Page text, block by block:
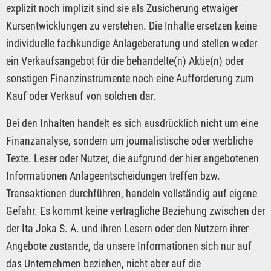
explizit noch implizit sind sie als Zusicherung etwaiger
Kursentwicklungen zu verstehen. Die Inhalte ersetzen keine
individuelle fachkundige Anlageberatung und stellen weder
ein Verkaufsangebot für die behandelte(n) Aktie(n) oder
sonstigen Finanzinstrumente noch eine Aufforderung zum
Kauf oder Verkauf von solchen dar.
Bei den Inhalten handelt es sich ausdrücklich nicht um eine
Finanzanalyse, sondern um journalistische oder werbliche
Texte. Leser oder Nutzer, die aufgrund der hier angebotenen
Informationen Anlageentscheidungen treffen bzw.
Transaktionen durchführen, handeln vollständig auf eigene
Gefahr. Es kommt keine vertragliche Beziehung zwischen der
der Ita Joka S. A. und ihren Lesern oder den Nutzern ihrer
Angebote zustande, da unsere Informationen sich nur auf
das Unternehmen beziehen, nicht aber auf die